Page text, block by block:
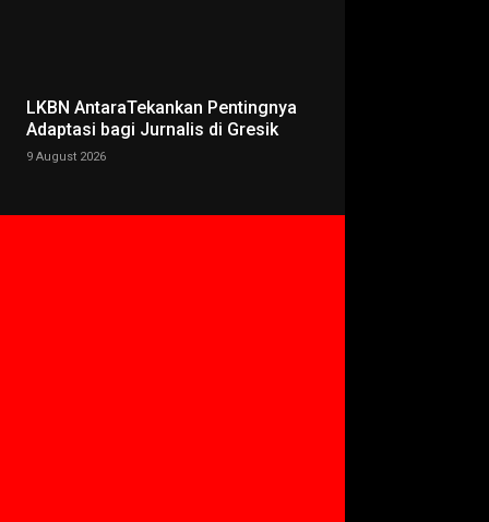
LKBN AntaraTekankan Pentingnya
Adaptasi bagi Jurnalis di Gresik
9 August 2026